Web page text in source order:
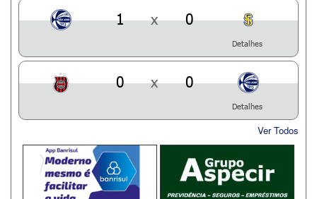
1 x 0
Detalhes
0 x 0
Detalhes
Ver Todos